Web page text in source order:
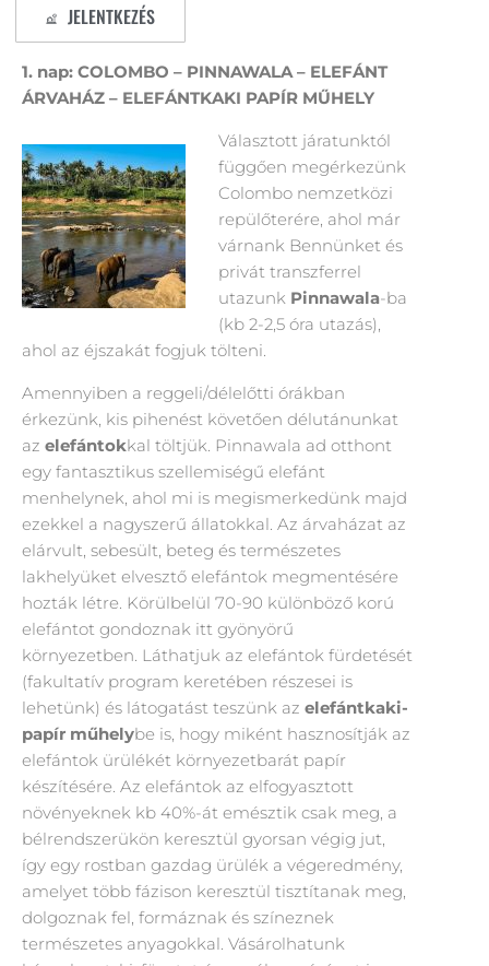
JELENTKEZÉS
1. nap: COLOMBO – PINNAWALA – ELEFÁNT
ÁRVAHÁZ – ELEFÁNTKAKI PAPÍR MŰHELY
Választott járatunktól
függően megérkezünk
Colombo nemzetközi
repülőterére, ahol már
várnank Bennünket és
privát transzferrel
utazunk Pinnawala-ba
(kb 2-2,5 óra utazás),
ahol az éjszakát fogjuk tölteni.
Amennyiben a reggeli/délelőtti órákban
érkezünk, kis pihenést követően délutánunkat
az elefántokkal töltjük. Pinnawala ad otthont
egy fantasztikus szellemiségű elefánt
menhelynek, ahol mi is megismerkedünk majd
ezekkel a nagyszerű állatokkal. Az árvaházat az
elárvult, sebesült, beteg és természetes
lakhelyüket elvesztő elefántok megmentésére
hozták létre. Körülbelül 70-90 különböző korú
elefántot gondoznak itt gyönyörű
környezetben. Láthatjuk az elefántok fürdetését
(fakultatív program keretében részesei is
lehetünk) és látogatást teszünk az elefántkaki-
papír műhelybe is, hogy miként hasznosítják az
elefántok ürülékét környezetbarát papír
készítésére. Az elefántok az elfogyasztott
növényeknek kb 40%-át emésztik csak meg, a
bélrendszerükön keresztül gyorsan végig jut,
így egy rostban gazdag ürülék a végeredmény,
amelyet több fázison keresztül tisztítanak meg,
dolgoznak fel, formáznak és színeznek
természetes anyagokkal. Vásárolhatunk